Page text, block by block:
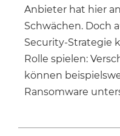
Anbieter hat hier
Schwächen. Doch
Security-Strategie
Rolle spielen:
können
Ransomware